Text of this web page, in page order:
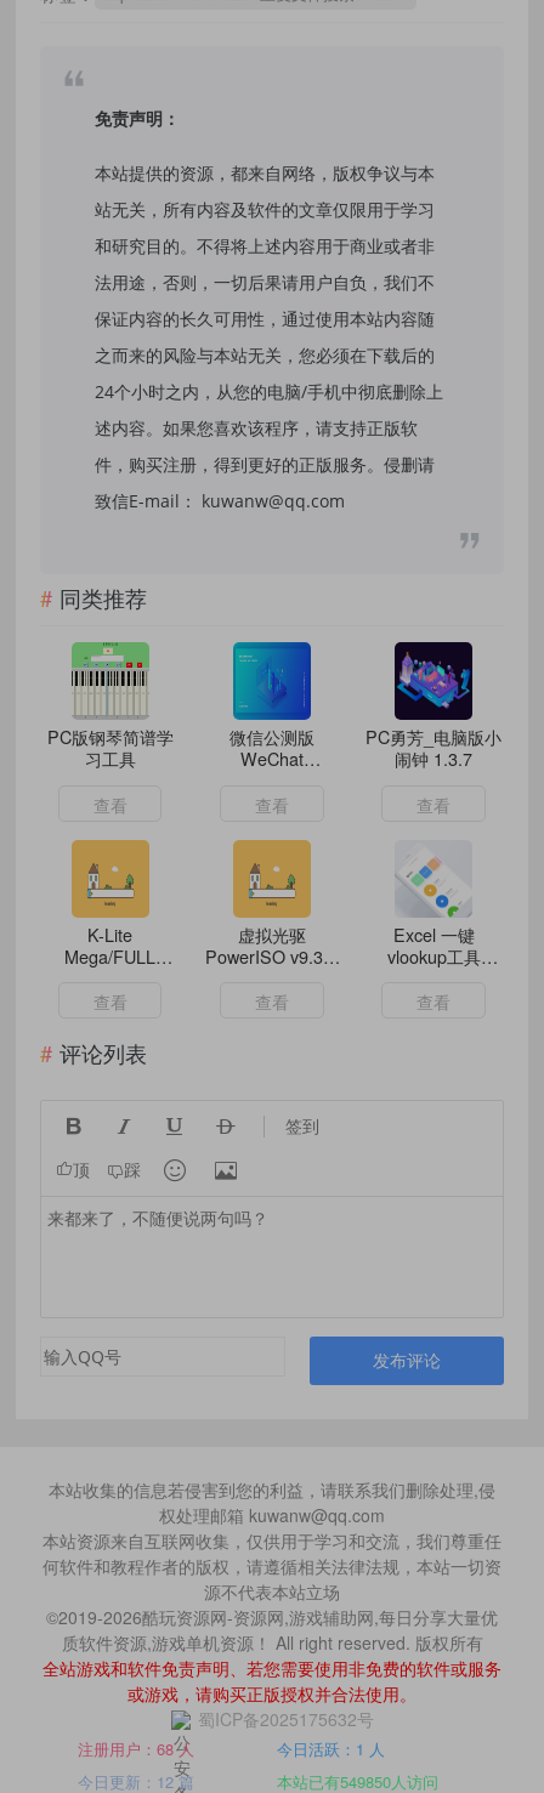
免责声明：
本站提供的资源，都来自网络，版权争议与本
站无关，所有内容及软件的文章仅限用于学习
和研究目的。不得将上述内容用于商业或者非
法用途，否则，一切后果请用户自负，我们不
保证内容的长久可用性，通过使用本站内容随
之而来的风险与本站无关，您必须在下载后的
24个小时之内，从您的电脑/手机中彻底删除上
述内容。如果您喜欢该程序，请支持正版软
件，购买注册，得到更好的正版服务。侵删请
致信E-mail： kuwanw@qq.com
同类推荐
PC版钢琴简谱学
习工具
查看
微信公测版
WeChat
撤回带提示绿色版
查看
PC勇芳_电脑版小
闹钟 1.3.7
查看
K-Lite
Mega/FULL
解码器) v19.4.5 /
查看
虚拟光驱
PowerISO v9.3.0
查看
Excel 一键
vlookup工具
30发布）
查看
评论列表
    签到
顶 踩  
发布评论
本站收集的信息若侵害到您的利益，请联系我们删除处理,侵
权处理邮箱 kuwanw@qq.com
本站资源来自互联网收集，仅供用于学习和交流，我们尊重任
何软件和教程作者的版权，请遵循相关法律法规，本站一切资
源不代表本站立场
©2019-2026酷玩资源网-资源网,游戏辅助网,每日分享大量优
质软件资源,游戏单机资源！ All right reserved. 版权所有
全站游戏和软件免责声明、若您需要使用非免费的软件或服务
或游戏，请购买正版授权并合法使用。
蜀ICP备2025175632号
注册用户：68 人
今日活跃：1 人
今日更新：12 篇
本站已有549850人访问